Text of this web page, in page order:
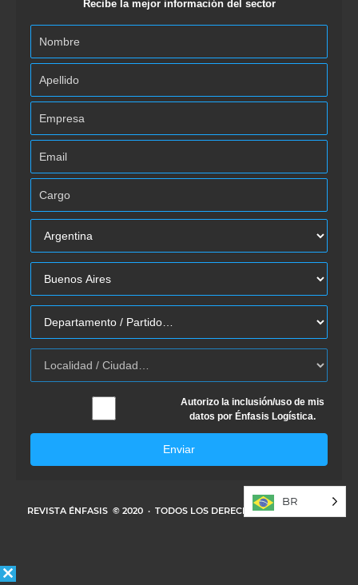
Recibe la mejor información del sector
Autorizo la inclusión/uso de mis
datos por Énfasis Logística.
Enviar
REVISTA ÉNFASIS © 2020 · TODOS LOS DERECHOS RESERVADOS
BR